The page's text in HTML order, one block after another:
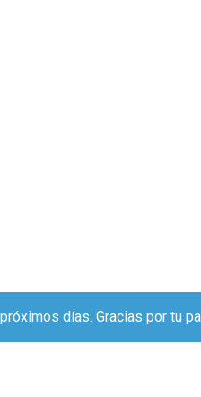
días. Gracias por tu